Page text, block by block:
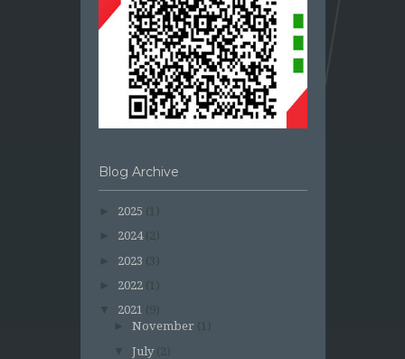
Blog Archive
► 2025 (1)
► 2024 (2)
► 2023 (3)
► 2022 (1)
▼
2021 (9)
► November (1)
▼
July (2)